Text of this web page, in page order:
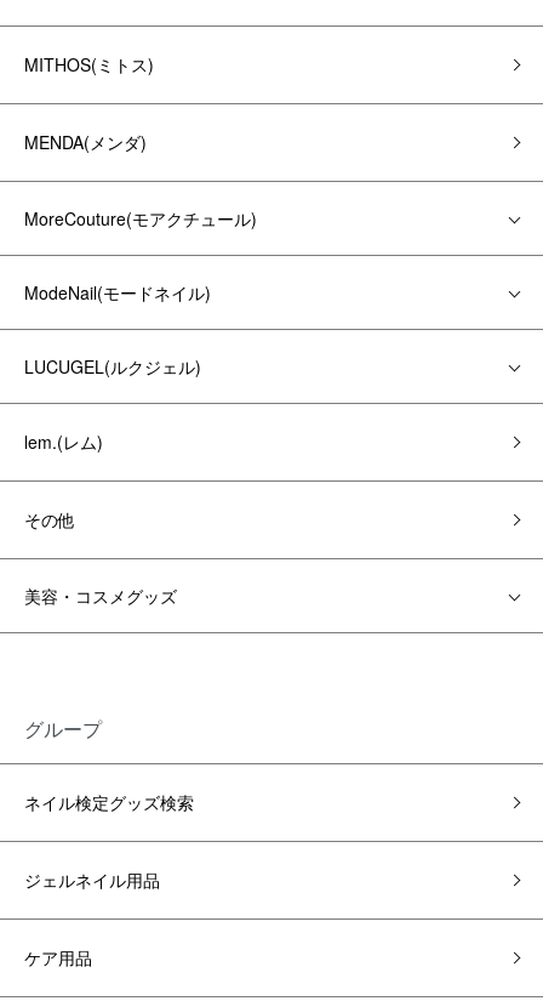
MITHOS(ミトス)
MENDA(メンダ)
MoreCouture(モアクチュール)
ModeNail(モードネイル)
LUCUGEL(ルクジェル)
lem.(レム)
その他
美容・コスメグッズ
グループ
ネイル検定グッズ検索
ジェルネイル用品
ケア用品